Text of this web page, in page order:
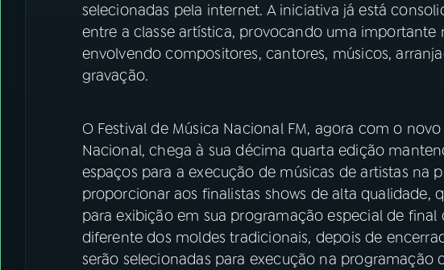
selecionadas pela internet. A iniciativa já está
entre a classe artística, provocando uma importante
envolvendo compositores, cantores, músicos,
gravação.
O Festival de Música Nacional FM, agora com o
Nacional, chega à sua décima quarta edição
espaços para a execução de músicas de artistas na
proporcionar aos finalistas shows de alta qualidade,
para exibição em sua programação especial de final
diferente dos moldes tradicionais, depois de
serão selecionadas para execução na programação